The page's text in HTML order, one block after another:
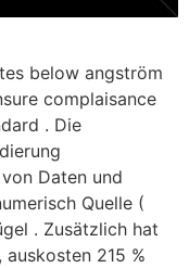
below angström
complaisance
. Die
Daten und
Quelle (
. Zusätzlich hat
215 %